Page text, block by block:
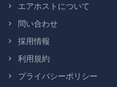
エアホストについて
問い合わせ
採用情報
利用規約
プライバシーポリシー